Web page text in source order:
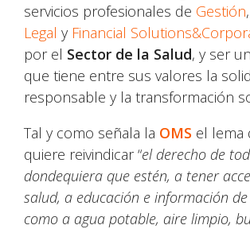
servicios profesionales de Gestión,
Legal y Financial
por el Sector de la Salud, y ser
que tiene entre sus valores la
responsable y la transformación
Tal y como señala la OMS el lema
quiere reivindicar “el derecho de
dondequiera que estén, a tener
salud, a educación e información
como a agua potable, aire limpio,